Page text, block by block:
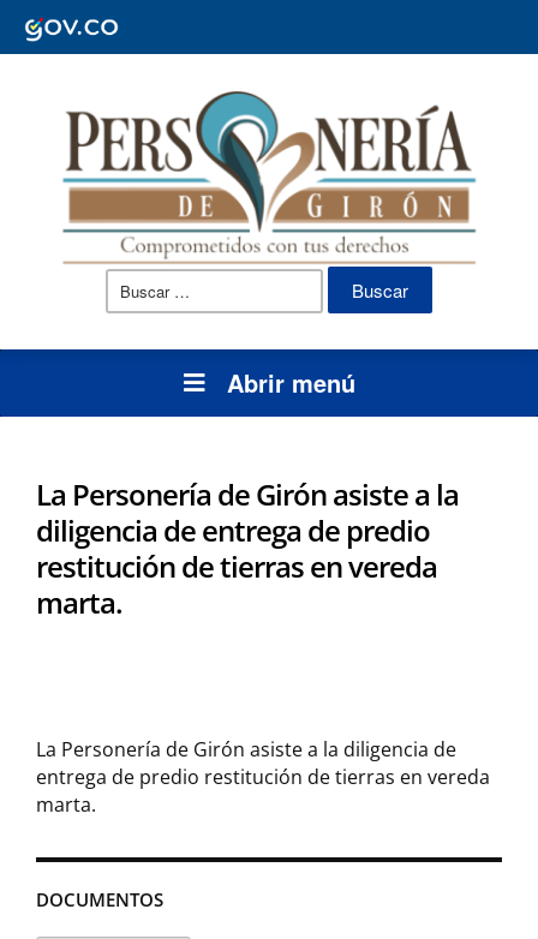
Buscar:
Abrir menú
DOCUMENTOS
La Personería de Girón asiste a la
diligencia de entrega de predio
restitución de tierras en vereda
marta.
La Personería de Girón asiste a la diligencia de
entrega de predio restitución de tierras en vereda
marta.